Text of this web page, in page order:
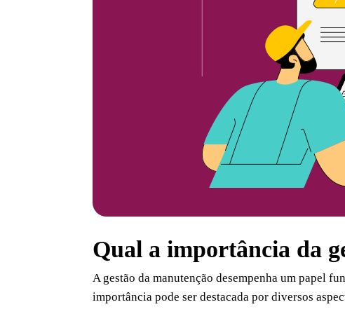
Qual a importância da
A gestão da manutenção desempenha um papel
importância pode ser destacada por diversos